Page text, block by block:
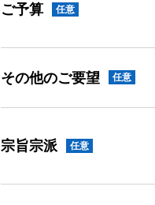
ご予算 任意
その他のご要望 任意
宗旨宗派 任意